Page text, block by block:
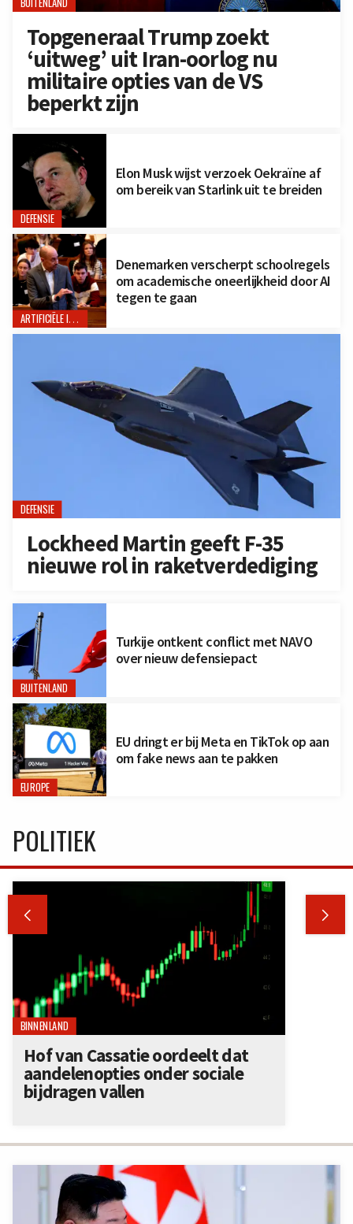
Topgeneraal Trump zoekt
‘uitweg’ uit Iran-oorlog nu
militaire opties van de VS
beperkt zijn
DEFENSIE
Elon Musk wijst verzoek Oekraïne af
om bereik van Starlink uit te breiden
ARTIFICIËLE INTELLIGENTIE
Denemarken verscherpt schoolregels
om academische oneerlijkheid door AI
tegen te gaan
DEFENSIE
Lockheed Martin geeft F-35
nieuwe rol in raketverdediging
BUITENLAND
Turkije ontkent conflict met NAVO
over nieuw defensiepact
EUROPE
EU dringt er bij Meta en TikTok op aan
om fake news aan te pakken
POLITIEK
 
BINNENLAND
Hof van Cassatie oordeelt dat
aandelenopties onder sociale
bijdragen vallen